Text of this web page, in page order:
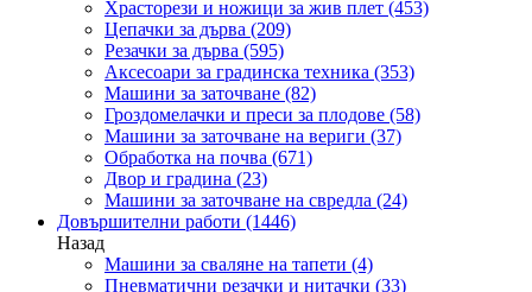
Храсторези и ножици за жив плет (453)
Цепачки за дърва (209)
Резачки за дърва (595)
Аксесоари за градинска техника (353)
Машини за заточване (82)
Гроздомелачки и преси за плодове (58)
Машини за заточване на вериги (37)
Обработка на почва (671)
Двор и градина (23)
Машини за заточване на свредла (24)
Довършителни работи (1446)
Назад
Машини за сваляне на тапети (4)
Пневматични резачки и нитачки (33)